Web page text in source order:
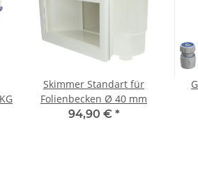
Skimmer Standart für
Folienbecken Ø 40 mm
94,90 € *